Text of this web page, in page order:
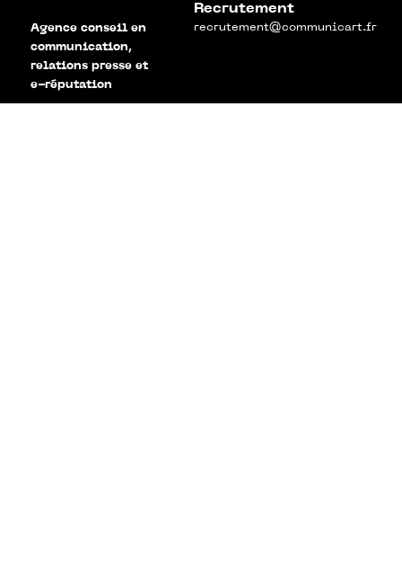
Agence conseil en
communication,
relations presse et
e-réputation
Recrutement
recrutement@communicart.fr